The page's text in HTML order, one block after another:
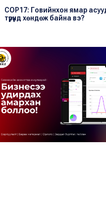
COP17: Говийнхон ямар
түрүүнд хөндөж байна вэ?